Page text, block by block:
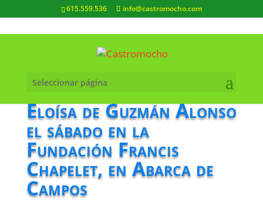
615.559.536 info@castromocho.com
Seleccionar página
Eloísa de Guzmán Alonso
el sábado en la
Fundación Francis
Chapelet, en Abarca de
Campos